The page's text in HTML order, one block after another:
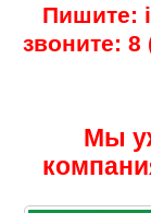
Пишите:
звоните: 8
Мы